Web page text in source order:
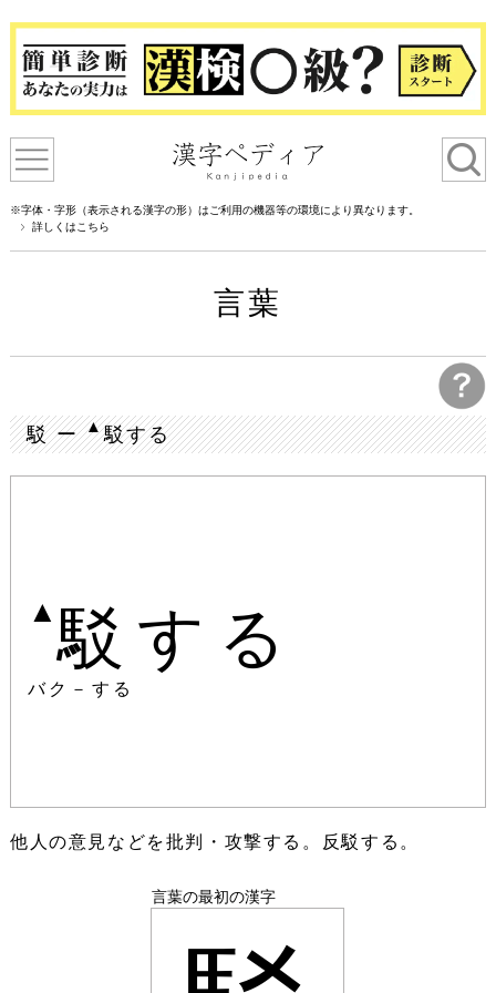
※字体・字形（表示される漢字の形）はご利用の機器等の環境により異なります。
詳しくはこちら
言葉
駁 ー▲駁する
▲駁する
バク－する
他人の意見などを批判・攻撃する。反駁する。
言葉の最初の漢字